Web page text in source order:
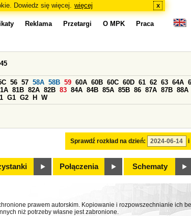
Dowiedz się więcej. więcej x
Reklama Przetargi O MPK Praca
Sprawdź rozkład na dzień: i
45
56 57 58A 58B 59 60A 60B 60C 60D 61 62 63 64A
81B 82A 82B 83 84A 84B 85A 85B 86 87A 87B 88A
G1 G2 H W
Połączenia Schematy
prawem autorskim. Kopiowanie i rozpowszechnianie ich
niż potrzeby własne jest zabronione.